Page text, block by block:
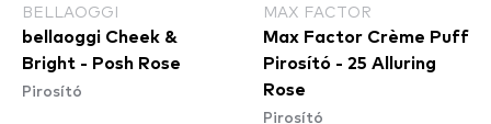
BELLAOGGI
bellaoggi Cheek &
Bright - Posh Rose
Pirosító
MAX FACTOR
Max Factor Crème Puff
Pirosító - 25 Alluring
Rose
Pirosító